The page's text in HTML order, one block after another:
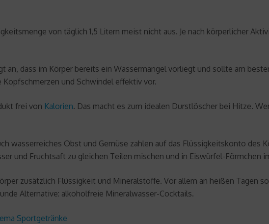
von täglich 1,5 Litern meist nicht aus. Je nach körperlicher
an, dass im Körper bereits ein Wassermangel vorliegt und sollte am
und Schwindel effektiv vor.
frei von Kalorien. Das macht es zum idealen Durstlöscher bei Hitze.
wasserreiches Obst und Gemüse zahlen auf das Flüssigkeitskonto des
und Fruchtsaft zu gleichen Teilen mischen und in Eiswürfel-Förmchen
zusätzlich Flüssigkeit und Mineralstoffe. Vor allem an heißen Tagen
Alternative: alkoholfreie Mineralwasser-Cocktails.
Sportgetränke